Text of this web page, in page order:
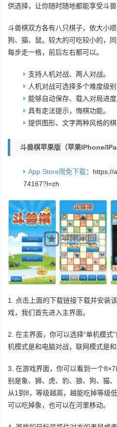
供选择，让你随时随地都能享受斗兽
斗兽棋双方各有八只棋子，依大小
狗、猫、鼠。较大的可吃较小的，
每步走一格，前后左右都可以。
支持人机对战、两人对战。
人机对战可选择多个难度级
能够自动保存、载入对局进度
具有走法提示，悔棋功能。
提供图形、文字两种风格的棋
斗兽棋苹果版（苹果iPhone/
App Store限免下载：https://
74167?l=zh
1. 点击上面的下载链接下载并安装
戏，我们首先进入主界面。
2. 在主界面，你可以选择“单机模式
机模式是和电脑对战，联网模式是和
3. 在游戏界面，你可以看到一个
别是象、狮、虎、豹、狼、狗、猫
从1到8，等级越高，越能吃掉等级
可以吃掉象，也可以在河里移动。